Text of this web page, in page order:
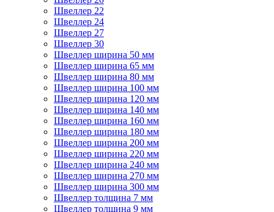
Швеллер 22
Швеллер 24
Швеллер 27
Швеллер 30
Швеллер ширина 50 мм
Швеллер ширина 65 мм
Швеллер ширина 80 мм
Швеллер ширина 100 мм
Швеллер ширина 120 мм
Швеллер ширина 140 мм
Швеллер ширина 160 мм
Швеллер ширина 180 мм
Швеллер ширина 200 мм
Швеллер ширина 220 мм
Швеллер ширина 240 мм
Швеллер ширина 270 мм
Швеллер ширина 300 мм
Швеллер толщина 7 мм
Швеллер толщина 9 мм